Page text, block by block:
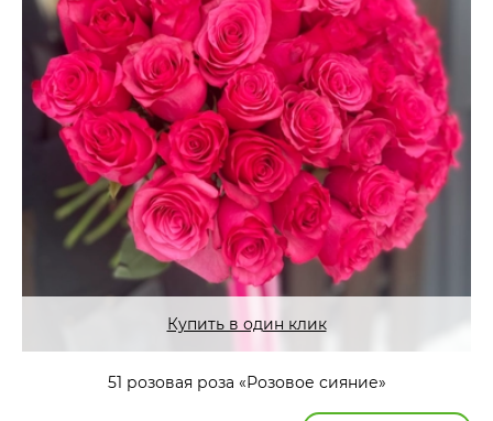
Купить в один клик
51 розовая роза «Розовое сияние»